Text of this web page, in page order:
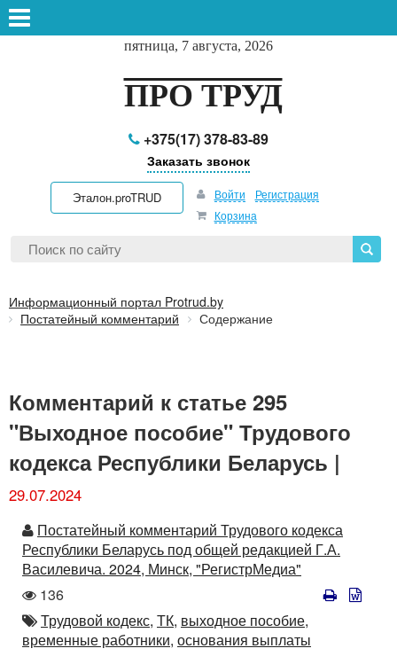
пятница, 7 августа, 2026
ПРО ТРУД
+375(17) 378-83-89
Заказать звонок
Эталон.proTRUD Войти
Регистрация
Корзина
Информационный портал Protrud.by
Постатейный комментарий
Содержание
Комментарий к статье 295
"Выходное пособие" Трудового
кодекса Республики Беларусь |
29.07.2024
Автор
Постатейный комментарий Трудового кодекса
Республики Беларусь под общей редакцией Г.А.
Василевича. 2024, Минск, "РегистрМедиа"
Количество
просмотров
136
Автор
Трудовой кодекс, ТК, выходное пособие,
временные работники, основания выплаты